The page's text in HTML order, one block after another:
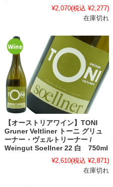
¥2,070(税込 ¥2,277)
在庫切れ
【オーストリアワイン】TONI
Gruner Veltliner トーニ グリュ
ーナー・ヴェルトリーナー /
Weingut Soellner 22 白 750ml
¥2,610(税込 ¥2,871)
在庫切れ